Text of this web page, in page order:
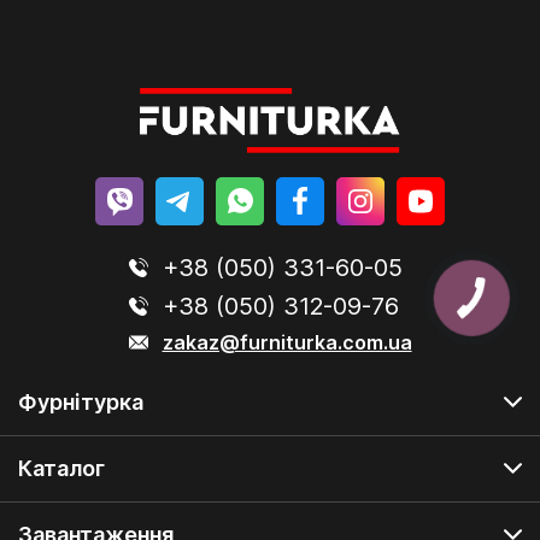
+38 (050) 331-60-05
+38 (050) 312-09-76
zakaz@furniturka.com.ua
Фурнітурка
Каталог
Завантаження